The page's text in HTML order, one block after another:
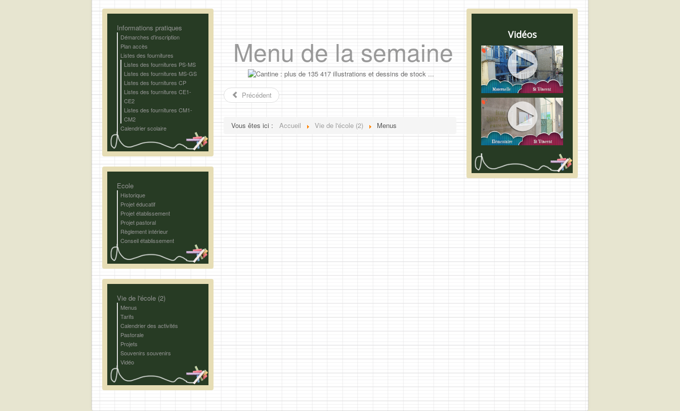
Informations pratiques
Démarches d'inscription
Plan accès
Listes des fournitures
Listes des fournitures PS-MS
Listes des fournitures MS-GS
Listes des fournitures CP
Listes des fournitures CE1-
CE2
Listes des fournitures CM1-
CM2
Calendrier scolaire
Ecole
Historique
Projet éducatif
Projet établissement
Projet pastoral
Règlement intérieur
Conseil établissement
Vie de l'école (2)
Menus
Tarifs
Calendrier des activités
Pastorale
Projets
Souvenirs souvenirs
Vidéo
Menu de la semaine
Précédent
Vous êtes ici : Accueil Vie de l'école (2) Menus
Vidéos